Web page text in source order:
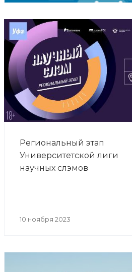
Региональный этап
Университетской лиги
научных слэмов
10 ноября 2023